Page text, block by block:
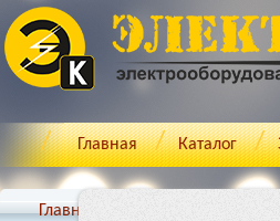
Главная Каталог
Главная